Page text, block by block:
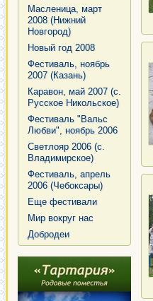
Масленица, март
2008 (Нижний
Новгород)
Новый год 2008
Фестиваль, ноябрь
2007 (Казань)
Каравон, май 2007 (с.
Русское Никольское)
Фестиваль "Вальс
Любви", ноябрь 2006
Светлояр 2006 (с.
Владимирское)
Фестиваль, апрель
2006 (Чебоксары)
Еще фестивали
Мир вокруг нас
Добродеи